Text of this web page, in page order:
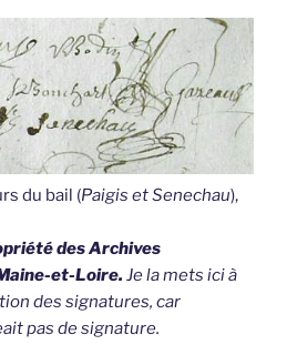
du bail (Paigis et Senechau),
des Archives
et-Loire. Je la mets ici à
des signatures, car
pas de signature.